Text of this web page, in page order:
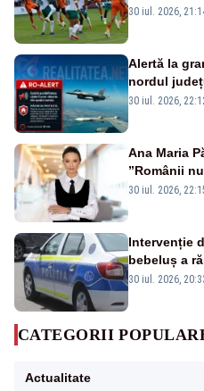
Conference
30 iul. 2026,
Alertă la
nordul
la sol două
30 iul. 2026,
Ana Maria
”Românii
Bolojan”
30 iul. 2026,
Intervenție
bebeluș a
din cauza
30 iul. 2026,
CATEGORII
Actualitate